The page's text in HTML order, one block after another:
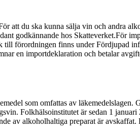
att du ska kunna sälja vin och andra
godkännande hos Skatteverket.För
förordningen finns under Fördjupad
en importdeklaration och betalar
som omfattas av läkemedelslagen.
Folkhälsoinstitutet är sedan 1
av alkoholhaltiga preparat är avskaffat.